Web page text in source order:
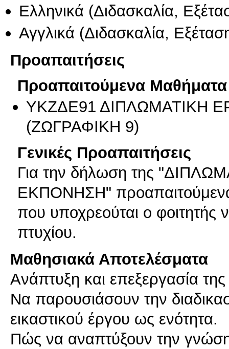
Ελληνικά (Διδασκαλία,
Αγγλικά (Διδασκαλία,
Προαπαιτήσεις
Προαπαιτούμενα Μαθήματα
ΥΚΖΔΕ91 ΔΙΠΛΩΜΑΤΙΚΗ
(ΖΩΓΡΑΦΙΚΗ 9)
Γενικές Προαπαιτήσεις
Για την δήλωση της
ΕΚΠΟΝΗΣΗ" προαπαιτούμενα
που υποχρεούται ο φοιτητής
πτυχίου.
Μαθησιακά Αποτελέσματα
Aνάπτυξη και επεξεργασία
Να παρουσιάσουν την
εικαστικού έργου ως ενότητα.
Πώς να αναπτύξουν την